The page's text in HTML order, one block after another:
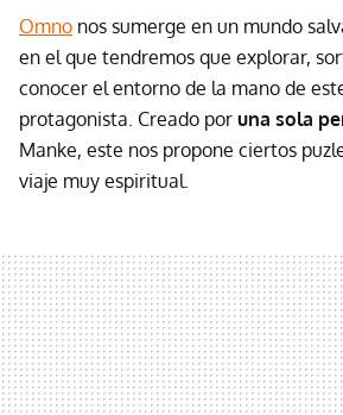
Omno nos sumerge en un mundo
en el que tendremos que explorar,
conocer el entorno de la mano de
protagonista. Creado por una sola
Manke, este nos propone ciertos
viaje muy espiritual.